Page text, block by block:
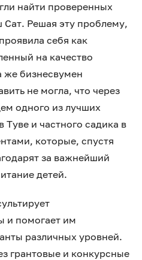
найти проверенных
Сат. Решая эту проблему,
себя как
на качество
же бизнесвумен
не могла, что через
одного из лучших
Туве и частного садика в
которые, спустя
за важнейший
детей.
и помогает им
различных уровней.
грантовые и конкурсные